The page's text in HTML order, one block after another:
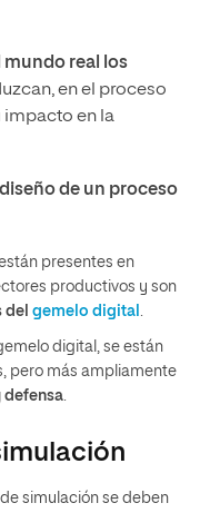
real los
en el proceso
impacto en la
de un proceso
presentes en
productivos y son
gemelo digital
digital, se están
pero más ampliamente
defensa
simulación se deben